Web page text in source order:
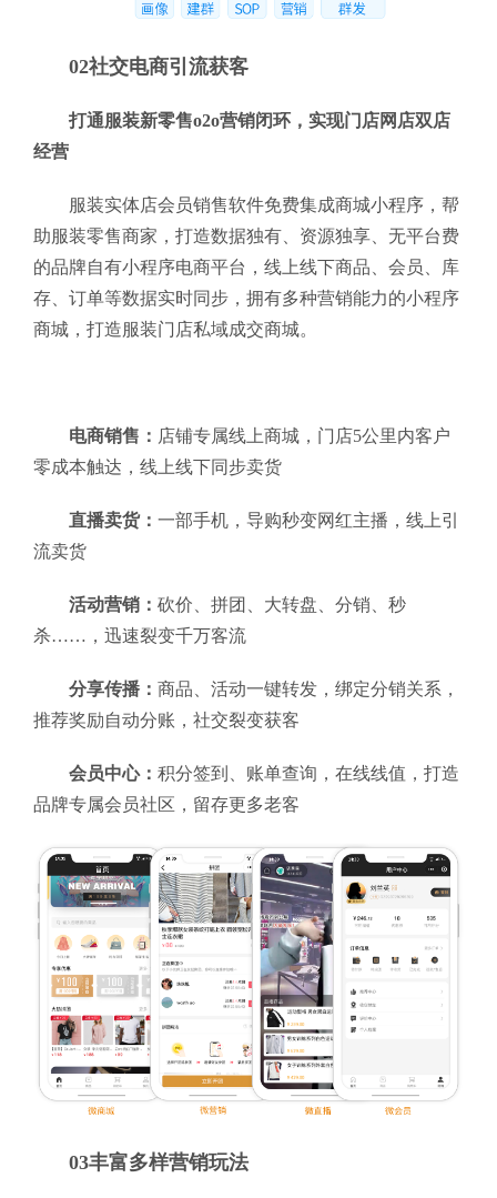
02社交电商引流获客
打通服装新零售o2o营销闭环，实现门店网店双店
经营
服装实体店会员销售软件免费集成商城小程序，帮
助服装零售商家，打造数据独有、资源独享、无平台费
的品牌自有小程序电商平台，线上线下商品、会员、库
存、订单等数据实时同步，拥有多种营销能力的小程序
商城，打造服装门店私域成交商城。
电商销售： 店铺专属线上商城，门店5公里内客户
零成本触达，线上线下同步卖货
直播卖货： 一部手机，导购秒变网红主播，线上引
流卖货
活动营销： 砍价、拼团、大转盘、分销、秒
杀……，迅速裂变千万客流
分享传播： 商品、活动一键转发，绑定分销关系，
推荐奖励自动分账，社交裂变获客
会员中心： 积分签到、账单查询，在线线值，打造
品牌专属会员社区，留存更多老客
03丰富多样营销玩法